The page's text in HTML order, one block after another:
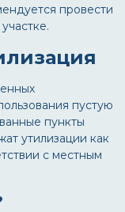
провести
пустую
пункты
утилизации как
с местным